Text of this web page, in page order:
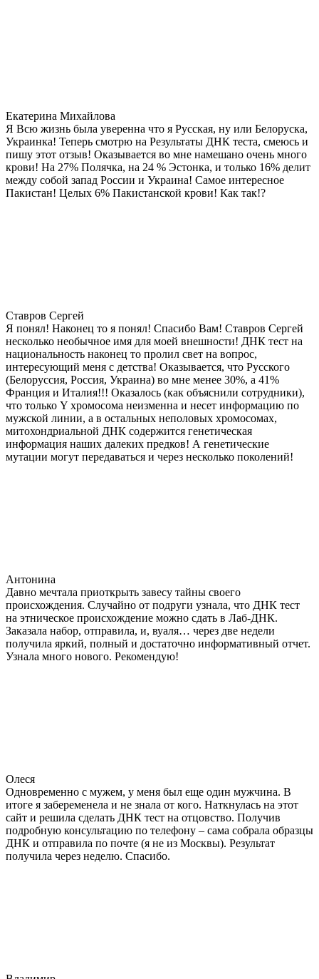
Екатерина Михайлова
Я Всю жизнь была уверенна что я Русская, ну или Белоруска,
Украинка! Теперь смотрю на Результаты ДНК теста, смеюсь и
пишу этот отзыв! Оказывается во мне намешано очень много
крови! На 27% Полячка, на 24 % Эстонка, и только 16% делит
между собой запад России и Украина! Самое интересное
Пакистан! Целых 6% Пакистанской крови! Как так!?
Ставров Сергей
Я понял! Наконец то я понял! Спасибо Вам! Ставров Сергей
несколько необычное имя для моей внешности! ДНК тест на
национальность наконец то пролил свет на вопрос,
интересующий меня с детства! Оказывается, что Русского
(Белоруссия, Россия, Украина) во мне менее 30%, а 41%
Франция и Италия!!! Оказалось (как объяснили сотрудники),
что только Y хромосома неизменна и несет информацию по
мужской линии, а в остальных неполовых хромосомах,
митохондриальной ДНК содержится генетическая
информация наших далеких предков! А генетические
мутации могут передаваться и через несколько поколений!
Антонина
Давно мечтала приоткрыть завесу тайны своего
происхождения. Случайно от подруги узнала, что ДНК тест
на этническое происхождение можно сдать в Лаб-ДНК.
Заказала набор, отправила, и, вуаля… через две недели
получила яркий, полный и достаточно информативный отчет.
Узнала много нового. Рекомендую!
Олеся
Одновременно с мужем, у меня был еще один мужчина. В
итоге я забеременела и не знала от кого. Наткнулась на этот
сайт и решила сделать ДНК тест на отцовство. Получив
подробную консультацию по телефону – сама собрала образцы
ДНК и отправила по почте (я не из Москвы). Результат
получила через неделю. Спасибо.